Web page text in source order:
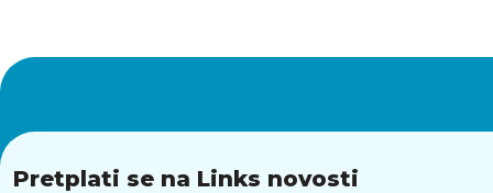
Pretplati se na Links novosti